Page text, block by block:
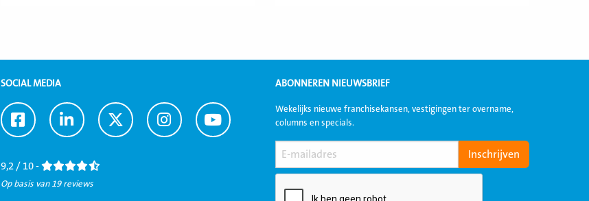
SOCIAL MEDIA
Ga
naar
Ga
naar
Ga
naar
Ga
naar
Ga
naar
9,2 / 10 -
Op basis van 19 reviews
ABONNEREN NIEUWSBRIEF
Wekelijks nieuwe franchisekansen, vestigingen ter overname,
columns en specials.